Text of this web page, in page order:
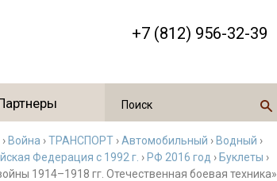
+7 (812) 956-32-39
› Война ›ТРАНСПОРТ ›Автомобильный › Водный ›
Федерация с 1992 г. › РФ 2016 год › Буклеты ›
1914–1918 гг. Отечественная боевая техника»